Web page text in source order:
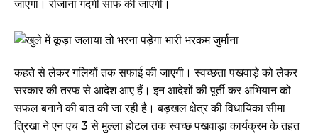
जाएगा। रोजाना गंदगी साफ की जाएगी।
कहते से लेकर गलियों तक सफाई की जाएगी। स्वच्छता पखवाड़े को लेकर
सरकार की तरफ से आदेश आए हैं। इन आदेशों की पूर्ती कर अभियान को
सफल बनाने की बात की जा रही है। बड़खल क्षेत्र की विधायिका सीमा
त्रिखा ने एन एच 3 से मुल्ला होटल तक स्वच्छ पखवाड़ा कार्यक्रम के तहत